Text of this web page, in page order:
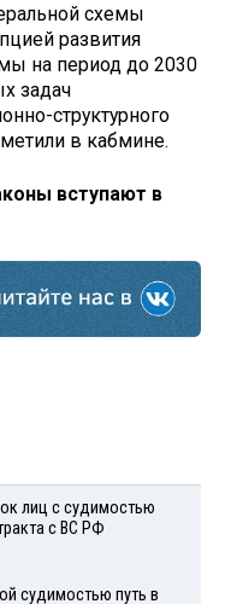
схемы
развития
на период до 2030
задач
структурного
в кабмине.
вступают в
лиц с судимостью
с ВС РФ
судимостью путь в